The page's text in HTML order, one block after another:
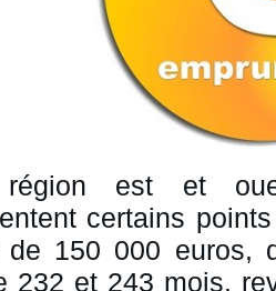
est et
certains
de 150 000 euros,
232 et 243 mois,